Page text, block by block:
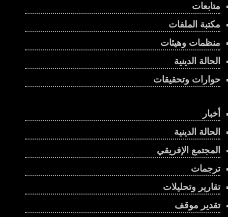
متابعات
مكتبة الملفات
منظمات وهيئات
الحالة الدينية
حوارات وتحقيقات
أخبار
الحالة الدينية
المجتمع الإفريقي
ترجمات
تقارير وتحليلات
تقدير موقف